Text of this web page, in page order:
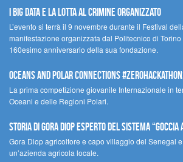
I Big Data e la lotta al crimine organizzato
L’evento si terrà il 9 novembre durante il Festival
manifestazione organizzata dal Politecnico di
160esimo anniversario della sua fondazione.
Oceans and Polar Connections
La prima competizione giovanile Internazionale in
Oceani e delle Regioni Polari.
STORIA DI GORA DIOP ESPERTO DEL SISTEMA “GOCCIA
Gora Diop agricoltore e capo villaggio del Senegal
un’azienda agricola locale.